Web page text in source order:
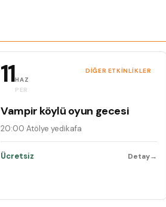
11HAZ
PER
DIĞER ETKINLIKLER
Vampir köylü oyun gecesi
20:00·Atölye yedikafa
Ücretsiz Detay→